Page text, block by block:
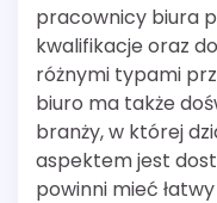
pracownicy biura
kwalifikacje oraz
różnymi typami
biuro ma także
branży, w której
aspektem jest
powinni mieć